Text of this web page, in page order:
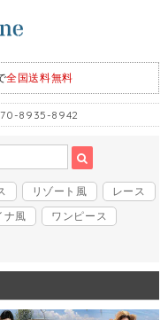
全国送料無料
8935-8942
リゾート風
レース
ナ風
ワンピース